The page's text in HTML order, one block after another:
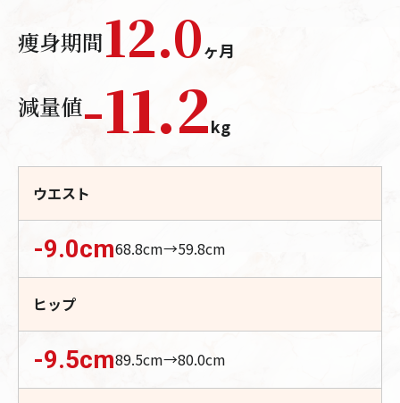
痩身期間12.0ヶ月
減量値-11.2kg
ウエスト
-9.0cm68.8cm→59.8cm
ヒップ
-9.5cm89.5cm→80.0cm